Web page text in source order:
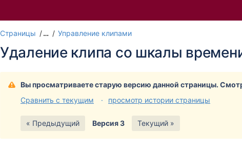
Страницы … Управление клипами
концу
баннера
началу
баннера
Удаление клипа со шкалы
Вы просматриваете старую версию данной страницы.
Сравнить с текущим
просмотр истории страницы
« Предыдущий Версия 3 Текущий »